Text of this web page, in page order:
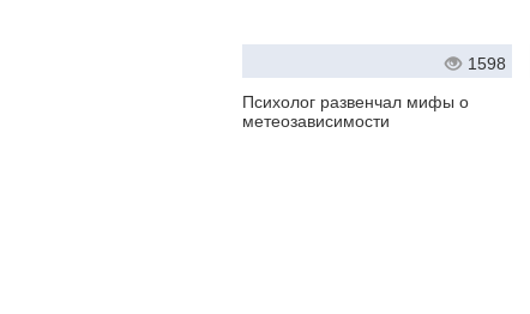
1598
Психолог развенчал мифы о
метеозависимости